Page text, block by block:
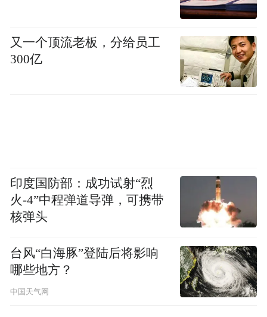
英国《卫报》评论，对拥有700年历史但在经
济上没有占据重要地位、人口7.5万而失业率
达到22%的雷阿尔城来说，这笔投资确实需
不优越。尽管雷阿尔城与马德里之间快速铁
路交通便捷，但这座机场与铁路并没有相
连。要建立货运中心，基础设施建设可能花
费不小。据新华社
又一个顶流老板，分给员工
300亿
印度国防部：成功试射“烈
火-4”中程弹道导弹，可携带
核弹头
台风“白海豚”登陆后将影响
哪些地方？
中国天气网